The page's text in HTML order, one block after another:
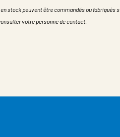
stock peuvent être commandés ou fabriqués
votre personne de contact.